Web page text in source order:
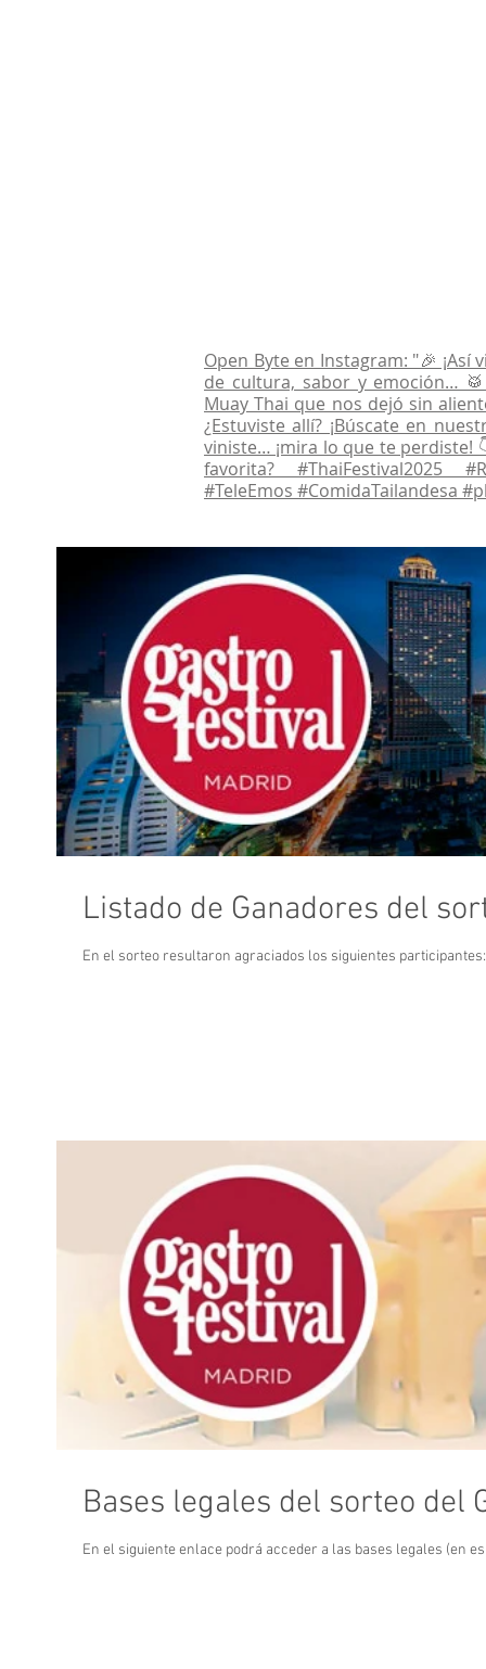
Open Byte en Instagram: "🎉 ¡Así
de cultura, sabor y emoción…
Muay Thai que nos dejó sin
¿Estuviste allí? ¡Búscate en
viniste… ¡mira lo que te perdiste!
favorita? #ThaiFestival2025
#TeleEmos #ComidaTailandesa
Listado de Ganadores del
Bases legales del sorteo del
En el siguiente enlace podrá acceder a las bases legales (en